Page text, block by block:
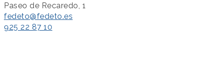
Paseo de Recaredo, 1
fedeto@fedeto.es
925 22 87 10